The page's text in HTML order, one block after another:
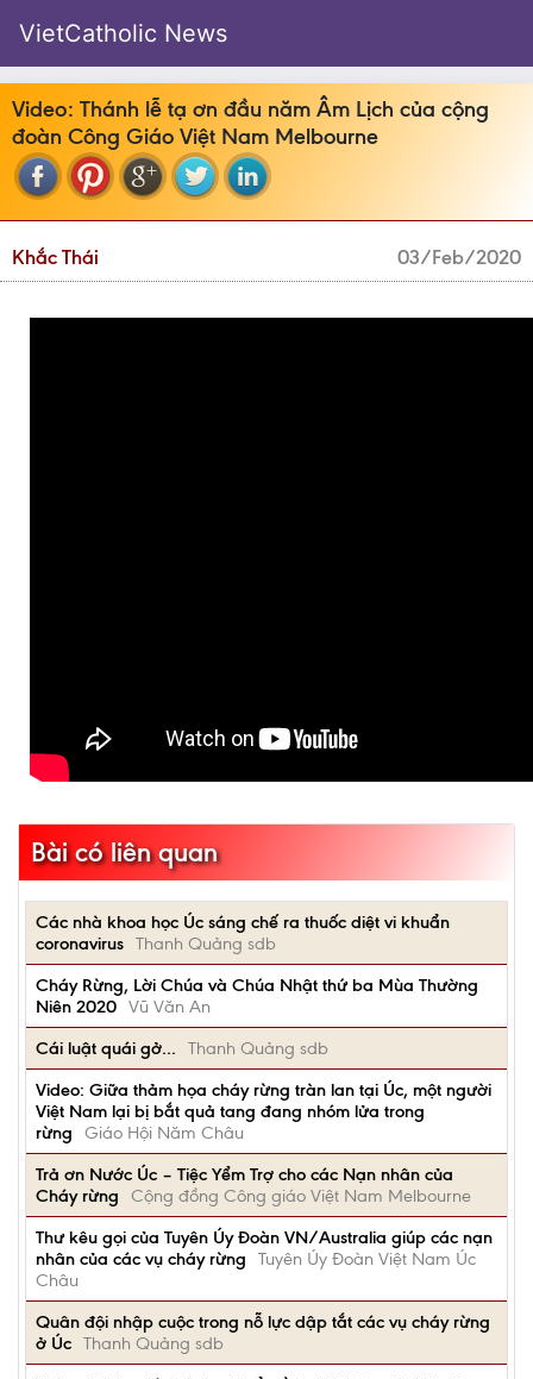
VietCatholic News
Video: Thánh lễ tạ ơn đầu năm Âm Lịch của cộng
đoàn Công Giáo Việt Nam Melbourne
Khắc Thái 03/Feb/2020
Bài có liên quan
Các nhà khoa học Úc sáng chế ra thuốc diệt vi khuẩn
coronavirus Thanh Quảng sdb
Cháy Rừng, Lời Chúa và Chúa Nhật thứ ba Mùa Thường
Niên 2020 Vũ Văn An
Cái luật quái gở...
Thanh Quảng sdb
Video: Giữa thảm họa cháy rừng tràn lan tại Úc, một người
Việt Nam lại bị bắt quả tang đang nhóm lửa trong
rừng
Giáo Hội Năm Châu
Trả ơn Nước Úc – Tiệc Yểm Trợ cho các Nạn nhân của
Cháy rừng
Cộng đồng Công giáo Việt Nam Melbourne
Thư kêu gọi của Tuyên Úy Đoàn VN/Australia giúp các nạn
nhân của các vụ cháy rừng
Tuyên Úy Đoàn Việt Nam Úc
Châu
Quân đội nhập cuộc trong nỗ lực dập tắt các vụ cháy rừng
ở Úc Thanh Quảng sdb